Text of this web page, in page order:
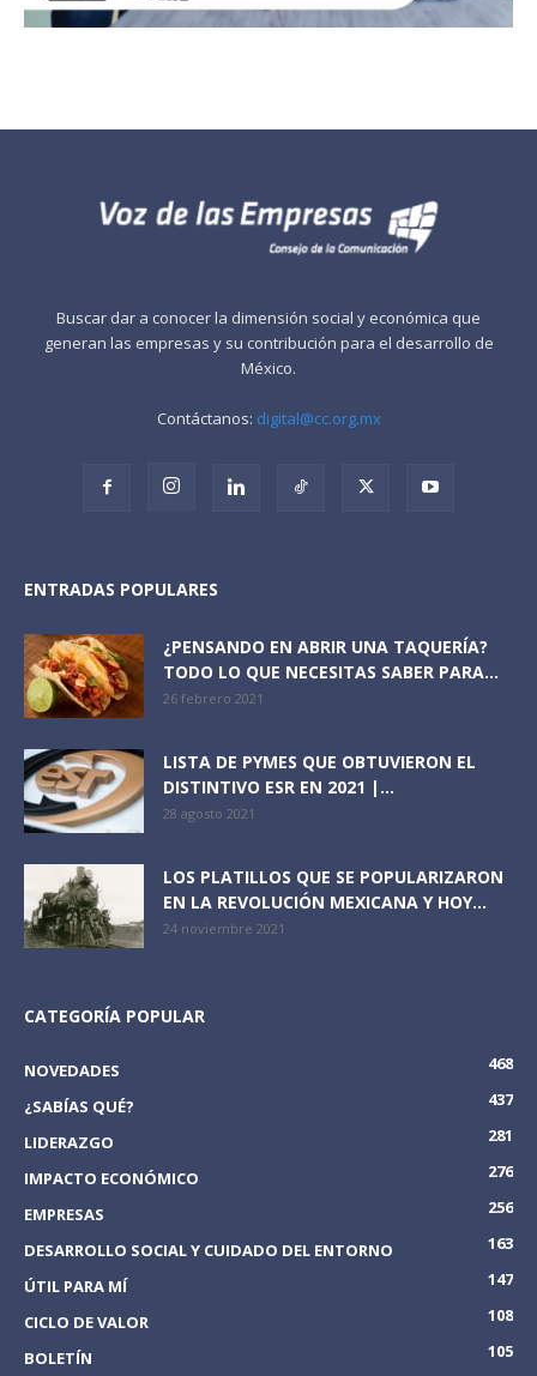
Buscar dar a conocer la dimensión social y económica que
generan las empresas y su contribución para el desarrollo de
México.
Contáctanos: digital@cc.org.mx
ENTRADAS POPULARES
¿PENSANDO EN ABRIR UNA TAQUERÍA?
TODO LO QUE NECESITAS SABER PARA...
26 febrero 2021
LISTA DE PYMES QUE OBTUVIERON EL
DISTINTIVO ESR EN 2021 |...
28 agosto 2021
LOS PLATILLOS QUE SE POPULARIZARON
EN LA REVOLUCIÓN MEXICANA Y HOY...
24 noviembre 2021
CATEGORÍA POPULAR
NOVEDADES
468
¿SABÍAS QUÉ?
437
LIDERAZGO
281
IMPACTO ECONÓMICO
276
EMPRESAS
256
DESARROLLO SOCIAL Y CUIDADO DEL ENTORNO
163
ÚTIL PARA MÍ
147
CICLO DE VALOR
108
BOLETÍN
105